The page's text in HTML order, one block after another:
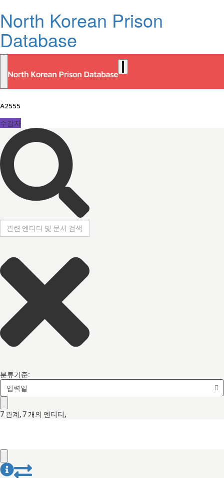
North Korean Prison
Database
A2555
수감자
분류기준:
입력일
7 관계, 7 개의 엔티티,